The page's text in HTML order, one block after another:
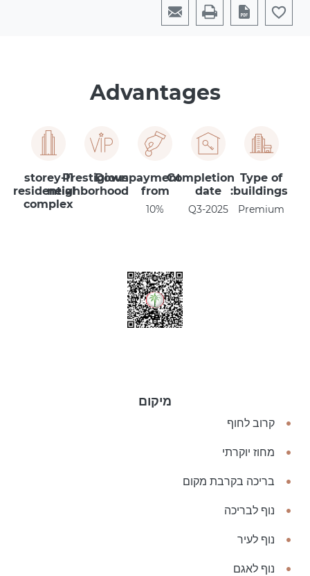
Advantages
Type of
buildings:
Premium
Completion
date
Q3-2025
Downpayment
from
10%
Prestigious
neighborhood
11-storey
residential
complex
מיקום
קרוב לחוף
מחוז יוקרתי
בריכה בקרבת מקום
נוף לבריכה
נוף לעיר
נוף לאגם